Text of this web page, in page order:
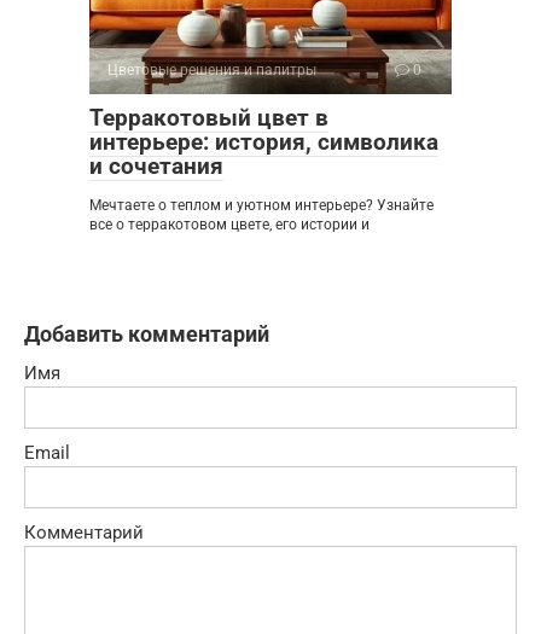
Цветовые решения и палитры 0
Терракотовый цвет в
интерьере: история, символика
и сочетания
Мечтаете о теплом и уютном интерьере? Узнайте
все о терракотовом цвете, его истории и
Добавить комментарий
Имя
Email
Комментарий